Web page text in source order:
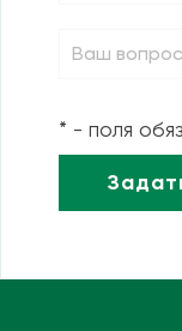
* - поля